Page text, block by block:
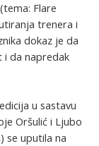
(tema: Flare
trenera i
dokaz je da
i da napredak
u sastavu
Oršulić i Ljubo
se uputila na